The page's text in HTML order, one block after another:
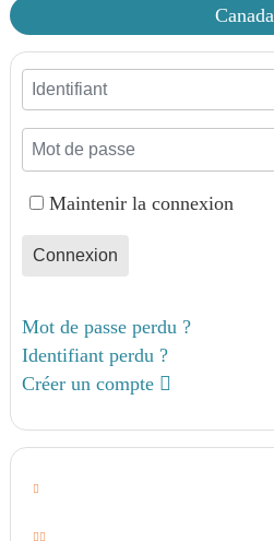
Canada
Identifiant
Mot de passe
Maintenir la connexion
Connexion
Mot de passe perdu ?
Identifiant perdu ?
Créer un compte